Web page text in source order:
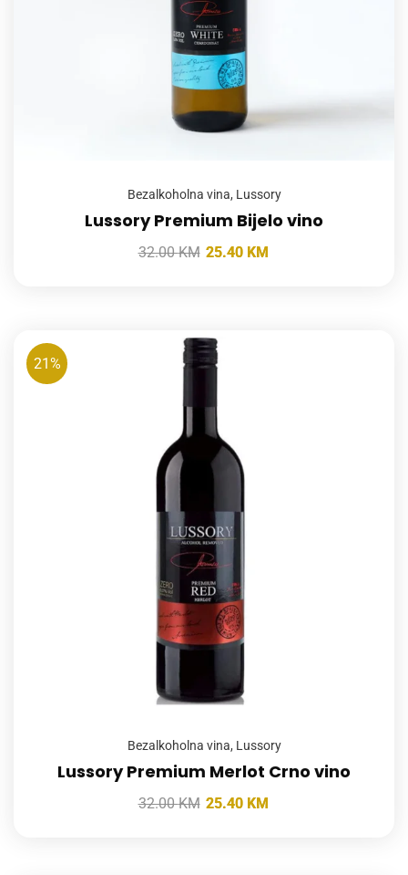
Bezalkoholna vina, Lussory
Lussory Premium Bijelo vino
32.00KM 25.40 KM
21%
Bezalkoholna vina, Lussory
Lussory Premium Merlot Crno vino
32.00KM 25.40 KM